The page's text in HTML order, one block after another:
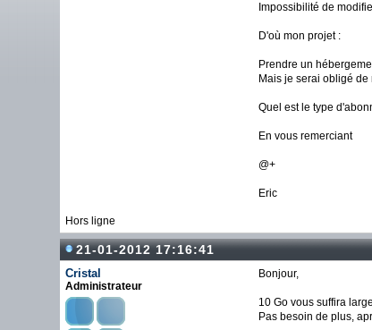
Impossibilité de
D'où mon projet :
Prendre un
Mais je serai obligé
Quel est le type
En vous remerciant
@+
Eric
Hors ligne
21-01-2012 17:16:41
Cristal
Administrateur
Bonjour,
10 Go vous suffira
Pas besoin de plus,